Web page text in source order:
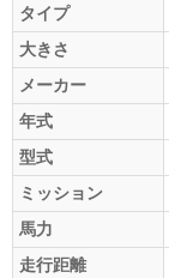
タイプ
大きさ
メーカー
年式
型式
ミッション
馬力
走行距離